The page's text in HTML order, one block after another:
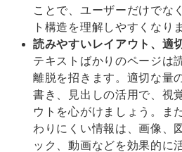
ことで、ユーザーだけでな
ト構造を理解しやすくなり
読みやすいレイアウト、適
テキストばかりのページは
離脱を招きます。適切な量
書き、見出しの活用で、視
ウトを心がけましょう。ま
わりにくい情報は、画像、
ック、動画などを効果的に